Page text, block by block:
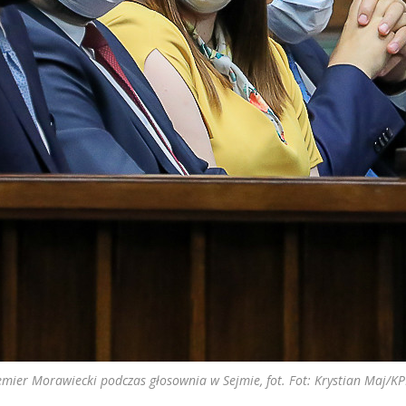
Morawiecki podczas głosownia w Sejmie, fot. Fot: Krystian Maj/